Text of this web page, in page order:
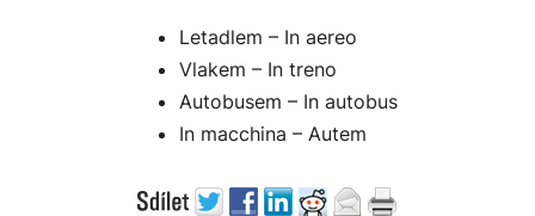
Letadlem – In aereo
Vlakem – In treno
Autobusem – In autobus
In macchina – Autem